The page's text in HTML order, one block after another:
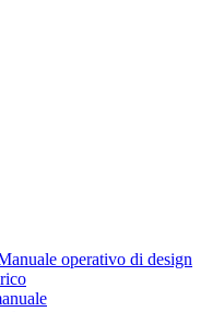
operativo di design